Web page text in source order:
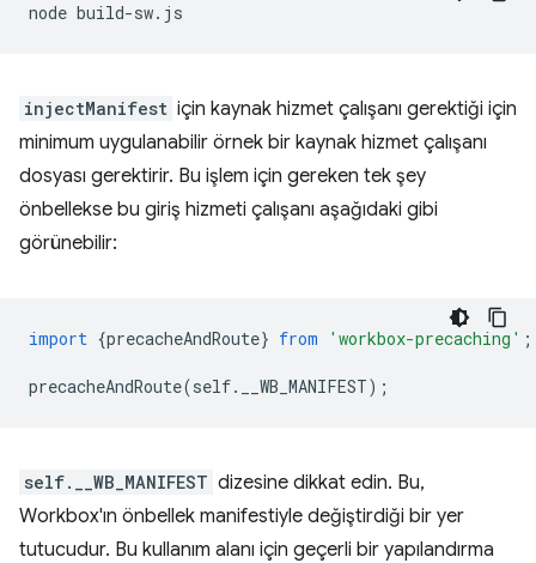
node
injectManifest için kaynak hizmet çalışanı gerektiği için
minimum uygulanabilir örnek bir kaynak hizmet çalışanı
dosyası gerektirir. Bu işlem için gereken tek şey
önbellekse bu giriş hizmeti çalışanı aşağıdaki gibi
görünebilir:
import {precacheAndRoute} from 'workbox-precaching' ;
precacheAndRoute(self. __WB_MANIFEST);
self.__WB_MANIFEST dizesine dikkat edin. Bu,
Workbox'ın önbellek manifestiyle değiştirdiği bir yer
tutucudur. Bu kullanım alanı için geçerli bir yapılandırma